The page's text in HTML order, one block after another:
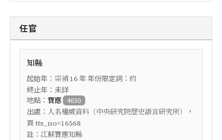
任官
知縣
起始年： 崇禎16 年 年份限定詞： 約
終止年：未詳
地點： 寶應 4630
出處： 人名權威資料（中央研究院歷史語言研究所）
，
頁 tts_no=16568
註： 江蘇寶應知縣